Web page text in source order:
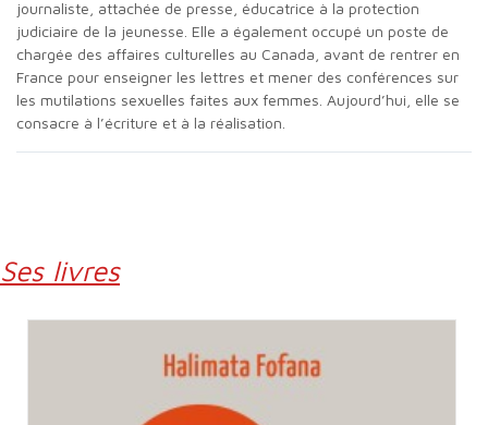
journaliste, attachée de presse, éducatrice à la protection
judiciaire de la jeunesse. Elle a également occupé un poste de
chargée des affaires culturelles au Canada, avant de rentrer en
France pour enseigner les lettres et mener des conférences sur
les mutilations sexuelles faites aux femmes. Aujourd’hui, elle se
consacre à l’écriture et à la réalisation.
Ses livres